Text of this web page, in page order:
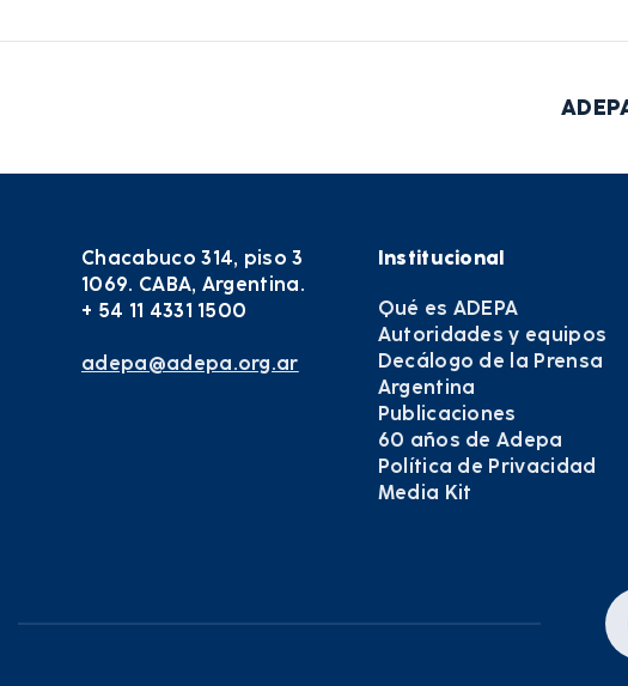
Chacabuco 314, piso 3
1069. CABA, Argentina.
+ 54 11 4331 1500
adepa@adepa.org.ar
Institucional
Qué es ADEPA
Autoridades y equipos
Decálogo de la Prensa
Argentina
Publicaciones
60 años de Adepa
Política de Privacidad
Media Kit